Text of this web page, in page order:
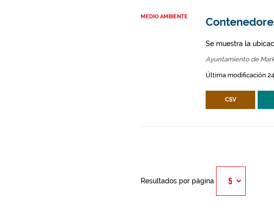
MEDIO AMBIENTE
Se muestra la
Ayuntamiento de
Última modificación
CSV
Resultados por página